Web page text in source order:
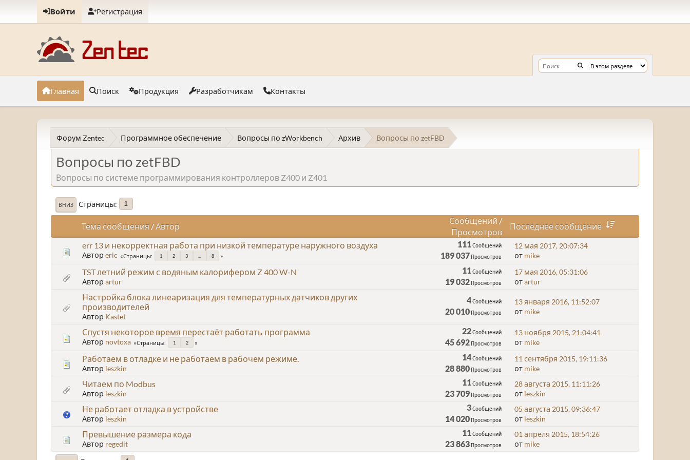
Войти Регистрация
Главная Поиск Продукция Разработчикам Контакты
Форум Zentec Программное обеспечение Вопросы по zWorkbench Архив Вопросы по zetFBD
Вопросы по zetFBD
Вопросы по системе программирования контроллеров Z400 и Z401
ВНИЗ Страницы 1
Тема сообщения / Автор
Сообщений /
Просмотров
Последнее сообщение
err 13 и некорректная работа при низкой температуре наружного воздуха
Автор eric Страницы 1 2 3 8
111Сообщений
189 037 Просмотров
12 мая 2017, 20:07:34
от mike
TST летний режим с водяным калорифером Z 400 W-N
Автор artur
11 Сообщений
19 032 Просмотров
17 мая 2016, 05:31:06
отartur
Настройка блока линеаризация для температурных датчиков других
производителей
Автор Kastet
4Сообщений
20 010 Просмотров
13 января 2016, 11:52:07
от mike
Спустя некоторое время перестаёт работать программа
Автор novtoxa Страницы 1 2
22Сообщений
45 692 Просмотров
13 ноября 2015, 21:04:41
от mike
Работаем в отладке и не работаем в рабочем режиме.
Автор leszkin
14Сообщений
28 880 Просмотров
11 сентября 2015, 19:11:36
от mike
Читаем по Modbus
Автор leszkin
11 Сообщений
23 709 Просмотров
28 августа 2015, 11:11:26
от leszkin
Не работает отладка в устройстве
Автор leszkin
3Сообщений
14 020 Просмотров
05 августа 2015, 09:36:47
от leszkin
Превышение размера кода
Автор regedit
11 Сообщений
23 863 Просмотров
01 апреля 2015, 18:54:26
от mike